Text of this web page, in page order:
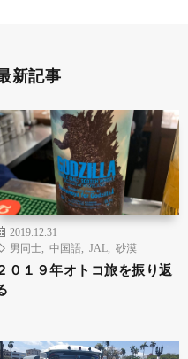
新記事
2019.12.31
男同士
中国語 JAL 砂漠
０１９年オトコ旅を振り返